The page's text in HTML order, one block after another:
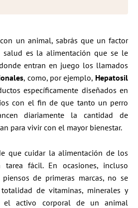
un animal, sabrás que un factor
salud es la alimentación que se le
entran en juego los llamados
, como, por ejemplo, Hepatosil
específicamente diseñados en
con el fin de que tanto un perro
diariamente la cantidad de
para vivir con el mayor bienestar.
que cuidar la alimentación de los
fácil. En ocasiones, incluso
de primeras marcas, no se
de vitaminas, minerales y
el activo corporal de un animal